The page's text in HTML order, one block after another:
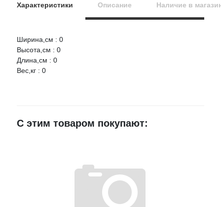
Характеристики Описание Наличие в
Ширина,см : 0
Высота,см : 0
Длина,см : 0
Вес,кг : 0
Оцените товар:
Ваше имя
С этим товаром покупают: